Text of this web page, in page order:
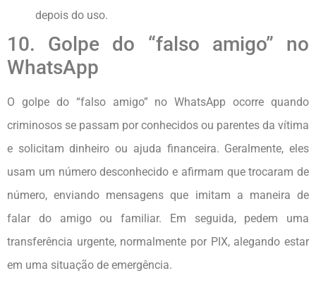
depois do uso.
10. Golpe do “falso amigo” no
WhatsApp
O golpe do “falso amigo” no WhatsApp ocorre quando
criminosos se passam por conhecidos ou parentes da vítima
e solicitam dinheiro ou ajuda financeira. Geralmente, eles
usam um número desconhecido e afirmam que trocaram de
número, enviando mensagens que imitam a maneira de
falar do amigo ou familiar. Em seguida, pedem uma
transferência urgente, normalmente por PIX, alegando estar
em uma situação de emergência.